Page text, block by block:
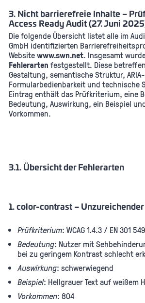
3. Nicht barrierefreie Inhalte –
Access Ready Audit (27. Juni
Die folgende Übersicht listet alle im
GmbH identifizierten
Websitewww.swn.net. Insgesamt
Fehlerarten festgestellt. Diese
Gestaltung, semantische Struktur,
Formularbedienbarkeit und technische
Eintrag enthält das Prüfkriterium, eine
Bedeutung, Auswirkung, ein Beispiel
Vorkommen.
3.1. Übersicht der Fehlerarten
1. color-contrast –
Prüfkriterium: WCAG 1.4.3 / EN 301
Bedeutung: Nutzer mit
bei zu geringem Kontrast schlecht
Auswirkung: schwerwiegend
Beispiel: Hellgrauer Text auf weißem
Vorkommen: 804